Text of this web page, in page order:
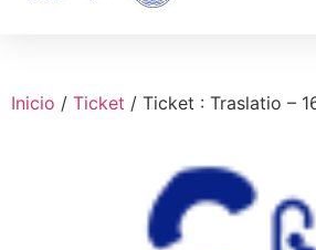
Inicio / Ticket / Ticket : Traslatio –